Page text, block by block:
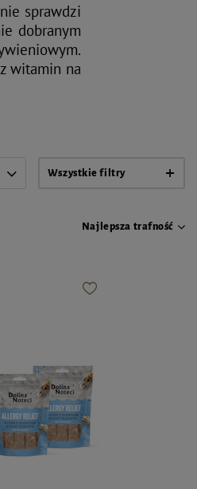
sprawdzi
dobranym
witamin na
Wszystkie filtry
Najlepsza trafność